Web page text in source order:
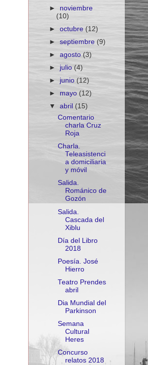
► noviembre
(10)
►octubre(12)
►septiembre(9)
►agosto(3)
► julio (4)
► junio (12)
► mayo (12)
▼abril(15)
Comentario
charla Cruz
Roja
Charla.
Teleasistenci
a domiciliaria
y móvil
Salida.
Románico de
Gozón
Salida.
Cascada del
Xiblu
Día del Libro
2018
Poesía. José
Hierro
Teatro Prendes
abril
Dia Mundial del
Parkinson
Semana
Cultural
Heres
Concurso
relatos 2018